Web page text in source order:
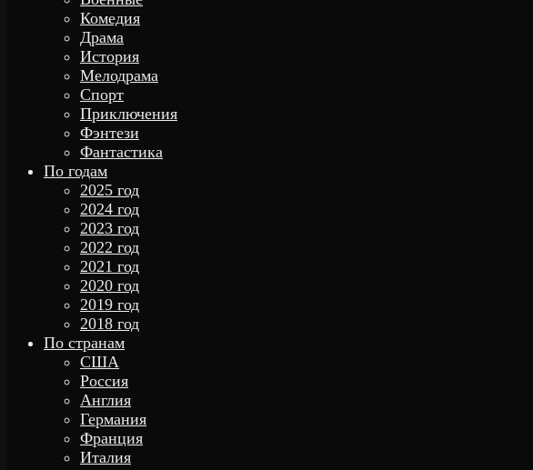
Комедия
Драма
История
Мелодрама
Спорт
Приключения
Фэнтези
Фантастика
По годам
2025 год
2024 год
2023 год
2022 год
2021 год
2020 год
2019 год
2018 год
По странам
США
Россия
Англия
Германия
Франция
Италия